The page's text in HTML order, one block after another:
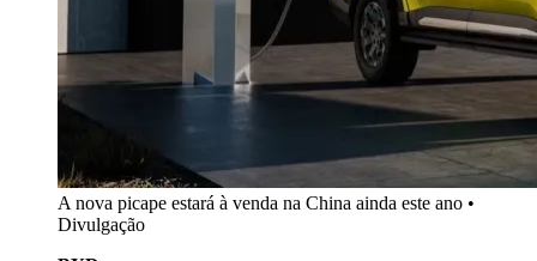
A nova picape estará à venda na China ainda este ano •
Divulgação